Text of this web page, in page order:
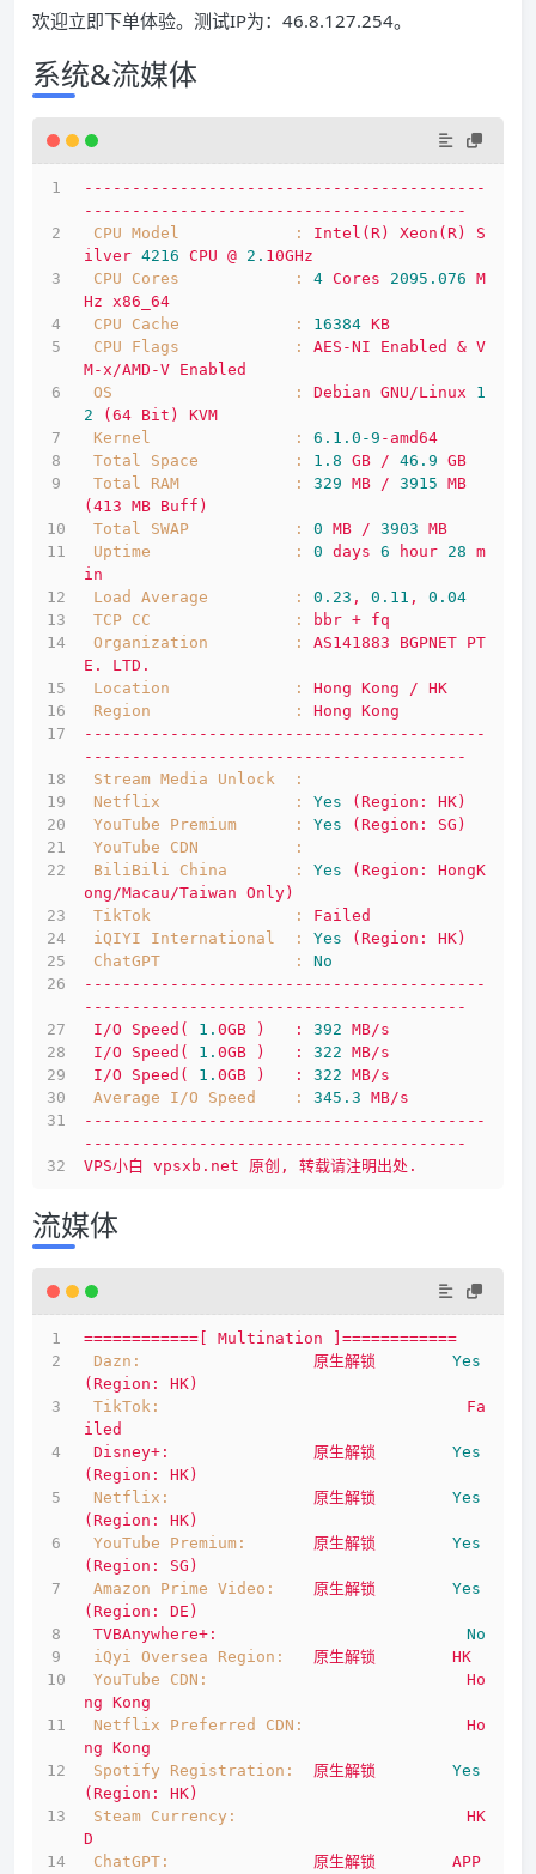
欢迎立即下单体验。测试IP为：46.8.127.254。
系统&流媒体
------------------------------------------
----------------------------------------
CPU Model            :
Intel(R) Xeon(R)
S
ilver 4216 CPU @ 2. 10GHz
CPU Cores            :
4 Cores 2095.076 M
Hz x86_64
CPU Cache            :
16384 KB
CPU Flags            :
AES-NI Enabled & V
M-x/AMD-V Enabled
OS                   :
Debian GNU/Linux
1
2
(64 Bit)
KVM
Kernel               :
6.1 .0 -9 -amd64
Total Space          :
1.8 GB / 46.9 GB
Total RAM            :
329 MB / 3915 MB
(413 MB Buff)
Total SWAP           :
0 MB / 3903 MB
Uptime               :
0 days 6 hour 28 m
in
Load Average         :
0.23 , 0.11 ,
0.04
TCP CC               :
bbr + fq
Organization         :
AS141883 BGPNET PT
E.
LTD.
Location             :
Hong Kong / HK
Region               :
Hong Kong
------------------------------------------
----------------------------------------
Stream Media Unlock  :
Netflix              :
Yes (Region:
HK)
YouTube Premium      :
Yes (Region:
SG)
YouTube CDN          :
BiliBili China       :
Yes (Region:
HongK
ong/Macau/Taiwan Only)
TikTok               :
Failed
iQIYI International  :
Yes (Region:
HK)
ChatGPT              :
No
------------------------------------------
----------------------------------------
I/O
Speed( 1. 0GB ) : 392 MB/s
I/O
Speed( 1. 0GB ) : 322 MB/s
I/O
Speed( 1. 0GB ) : 322 MB/s
Average I/O Speed    :
345.3 MB/s
------------------------------------------
----------------------------------------
VPS小白 vpsxb.net 原创, 转载请注明出处.
流媒体
============[ Multination
]============
Dazn:
原生解锁
Yes
(Region:
HK)
TikTok:
Fa
iled
Disney+:
原生解锁
Yes
(Region:
HK)
Netflix:
原生解锁
Yes
(Region:
HK)
YouTube Premium:
原生解锁
Yes
(Region:
SG)
Amazon Prime Video:
原生解锁
Yes
(Region:
DE)
TVBAnywhere+:
No
iQyi Oversea Region:
原生解锁
HK
YouTube CDN:
Ho
ng Kong
Netflix Preferred CDN:
Ho
ng Kong
Spotify Registration:
原生解锁
Yes
(Region:
HK)
Steam Currency:
HK
D
ChatGPT:
原生解锁
APP